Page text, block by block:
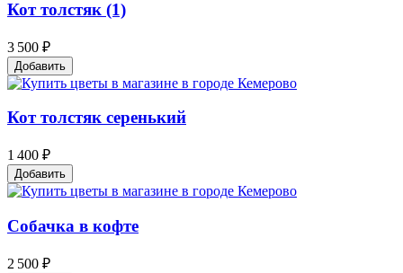
Кот толстяк (1)
3 500 ₽
Добавить
Кот толстяк серенький
1 400 ₽
Добавить
Собачка в кофте
2 500 ₽